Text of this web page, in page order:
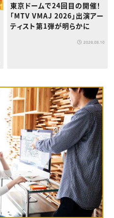
東京ドームで24回目の開催！
「MTV VMAJ 2026」出演アー
ティスト第1弾が明らかに
2026.08.10